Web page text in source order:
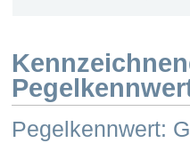
Pegelkennwert: